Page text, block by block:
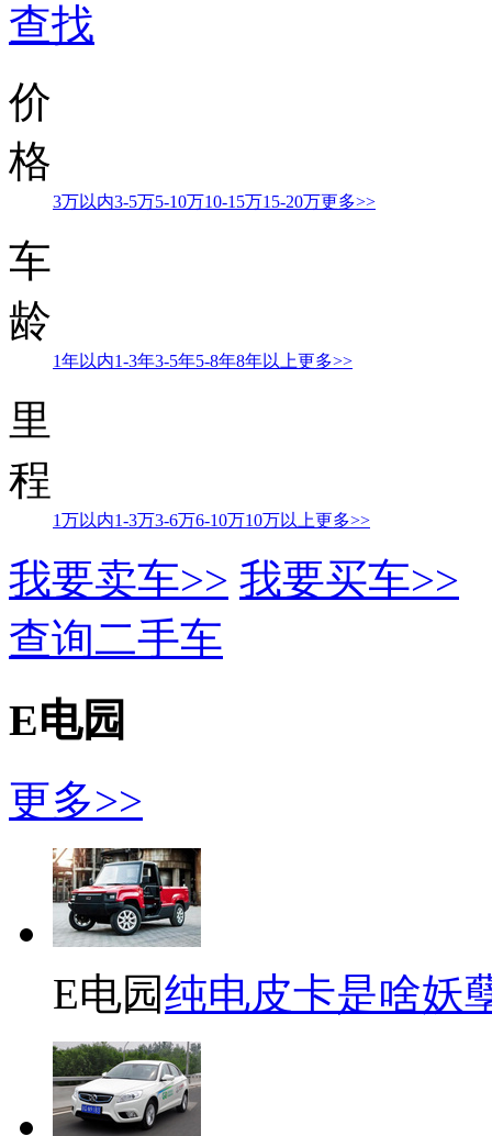
查找
价
格
3万以内3-5万5-10万10-15万15-20万更多>>
车
龄
1年以内1-3年3-5年5-8年8年以上更多>>
里
程
1万以内1-3万3-6万6-10万10万以上更多>>
我要卖车>> 我要买车>>
查询二手车
E电园
更多>>
E电园纯电皮卡是啥妖